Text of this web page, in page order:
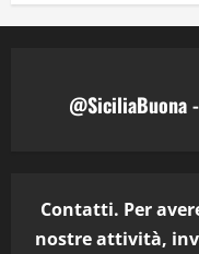
Contatti. Per
nostre attività,